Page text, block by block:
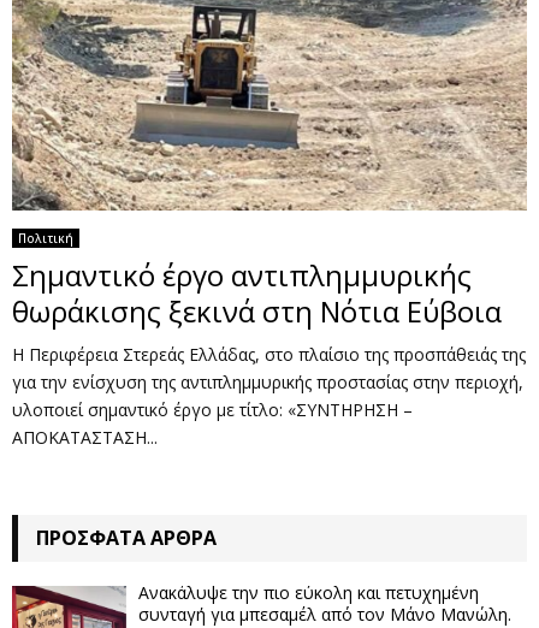
Πολιτική
Σημαντικό έργο αντιπλημμυρικής
θωράκισης ξεκινά στη Νότια Εύβοια
Η Περιφέρεια Στερεάς Ελλάδας, στο πλαίσιο της προσπάθειάς της
για την ενίσχυση της αντιπλημμυρικής προστασίας στην περιοχή,
υλοποιεί σημαντικό έργο με τίτλο: «ΣΥΝΤΗΡΗΣΗ –
ΑΠΟΚΑΤΑΣΤΑΣΗ...
ΠΡΌΣΦΑΤΑ ΆΡΘΡΑ
Ανακάλυψε την πιο εύκολη και πετυχημένη
συνταγή για μπεσαμέλ από τον Μάνο Μανώλη.